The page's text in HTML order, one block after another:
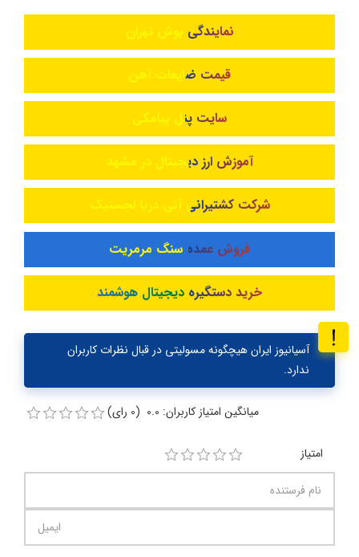
نمایندگی بوش تهران
قیمت ضایعات آهن
سایت پنل پیامکی
آموزش ارز دیجیتال در مشهد
شرکت کشتیرانی آنی دریا لجستیک
فروش عمده سنگ مرمریت
خرید دستگیره دیجیتال هوشمند
آسیانیوز ایران هیچگونه مسولیتی در قبال نظرات کاربران
ندارد.
میانگین امتیاز کاربران: 0.0 (0 رای)
امتیاز